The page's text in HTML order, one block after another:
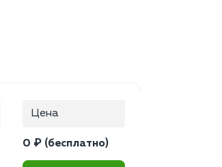
Цена
0 ₽ (бесплатно)